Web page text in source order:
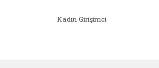
Kadın Girişimci